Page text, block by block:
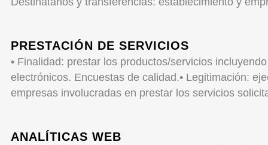
PRESTACIÓN DE SERVICIOS
• Finalidad: prestar los productos/servicios
electrónicos. Encuestas de calidad.• Legitimación:
empresas involucradas en prestar los servicios
ANALÍTICAS WEB